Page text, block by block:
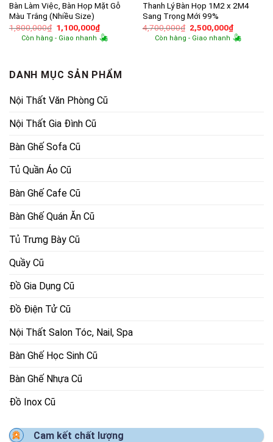
Bàn Làm Việc, Bàn Họp Mặt Gỗ
Màu Trắng (Nhiều Size)
1,800,000₫ Giá
gốc
là:
1,100,000₫Giá
hiện
tại
Còn hàng - Giao nhanh
Thanh Lý Bàn Họp 1M2 x 2M4
Sang Trọng Mới 99%
4,700,000₫ Giá
gốc
là:
2,500,000₫Giá
hiện
tại
Còn hàng - Giao nhanh
DANH MỤC SẢN PHẨM
Nội Thất Văn Phòng Cũ
Nội Thất Gia Đình Cũ
Bàn Ghế Sofa Cũ
Tủ Quần Áo Cũ
Bàn Ghế Cafe Cũ
Bàn Ghế Quán Ăn Cũ
Tủ Trưng Bày Cũ
Quầy Cũ
Đồ Gia Dụng Cũ
Đồ Điện Tử Cũ
Nội Thất Salon Tóc, Nail, Spa
Bàn Ghế Học Sinh Cũ
Bàn Ghế Nhựa Cũ
Đồ Inox Cũ
Cam kết chất lượng